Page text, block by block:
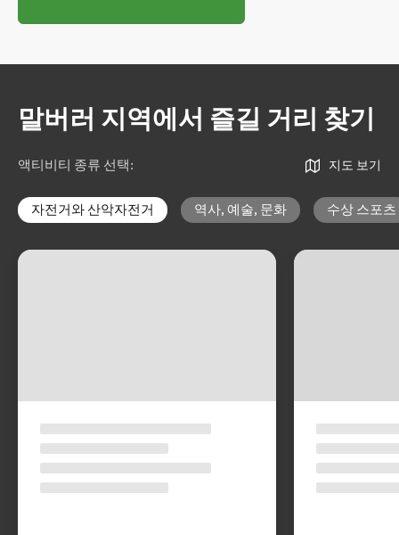
말버러 지역에서 즐길 거리 찾기
액티비티 종류 선택: 지도 보기
자전거와 산악자전거 역사, 예술, 문화 수상 스포츠